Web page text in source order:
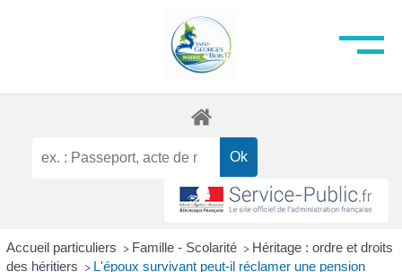
Accueil particuliers > Famille - Scolarité > Héritage : ordre et droits
des héritiers > L'époux survivant peut-il réclamer une pension